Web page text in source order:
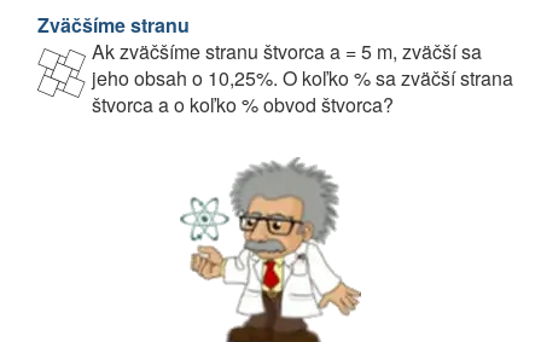
Zväčšíme stranu
Ak zväčšíme stranu štvorca a = 5 m, zväčší sa
jeho obsah o 10,25%. O koľko % sa zväčší strana
štvorca a o koľko % obvod štvorca?